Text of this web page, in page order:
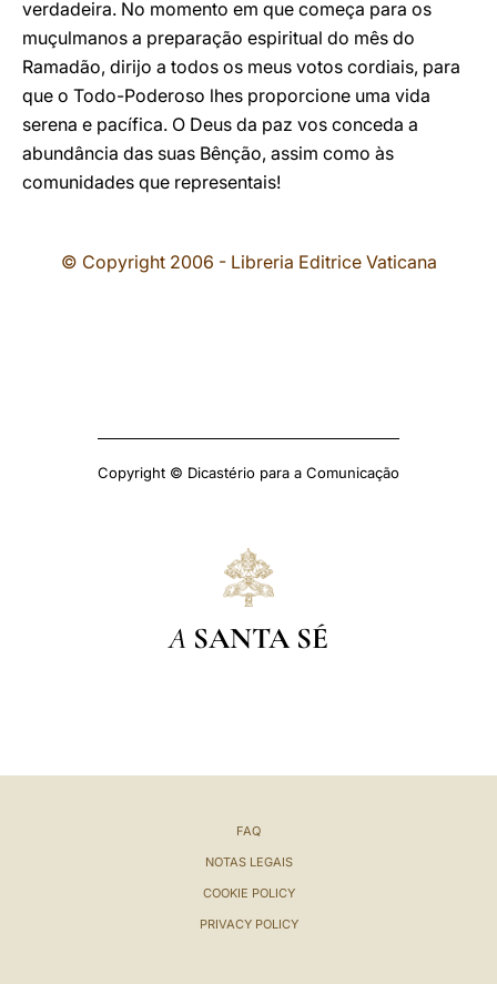
verdadeira. No momento em que começa para os
muçulmanos a preparação espiritual do mês do
Ramadão, dirijo a todos os meus votos cordiais, para
que o Todo-Poderoso lhes proporcione uma vida
serena e pacífica. O Deus da paz vos conceda a
abundância das suas Bênção, assim como às
comunidades que representais!
© Copyright 2006 - Libreria Editrice Vaticana
Copyright © Dicastério para a Comunicação
A SANTA SÉ
FAQ
NOTAS LEGAIS
COOKIE POLICY
PRIVACY POLICY